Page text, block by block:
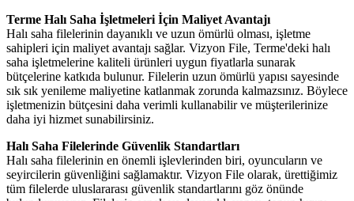
Terme Halı Saha İşletmeleri İçin Maliyet Avantajı
Halı saha filelerinin dayanıklı ve uzun ömürlü olması, işletme
sahipleri için maliyet avantajı sağlar. Vizyon File, Terme'deki halı
saha işletmelerine kaliteli ürünleri uygun fiyatlarla sunarak
bütçelerine katkıda bulunur. Filelerin uzun ömürlü yapısı sayesinde
sık sık yenileme maliyetine katlanmak zorunda kalmazsınız. Böylece
işletmenizin bütçesini daha verimli kullanabilir ve müşterilerinize
daha iyi hizmet sunabilirsiniz.
Halı Saha Filelerinde Güvenlik Standartları
Halı saha filelerinin en önemli işlevlerinden biri, oyuncuların ve
seyircilerin güvenliğini sağlamaktır. Vizyon File olarak, ürettiğimiz
tüm filelerde uluslararası güvenlik standartlarını göz önünde